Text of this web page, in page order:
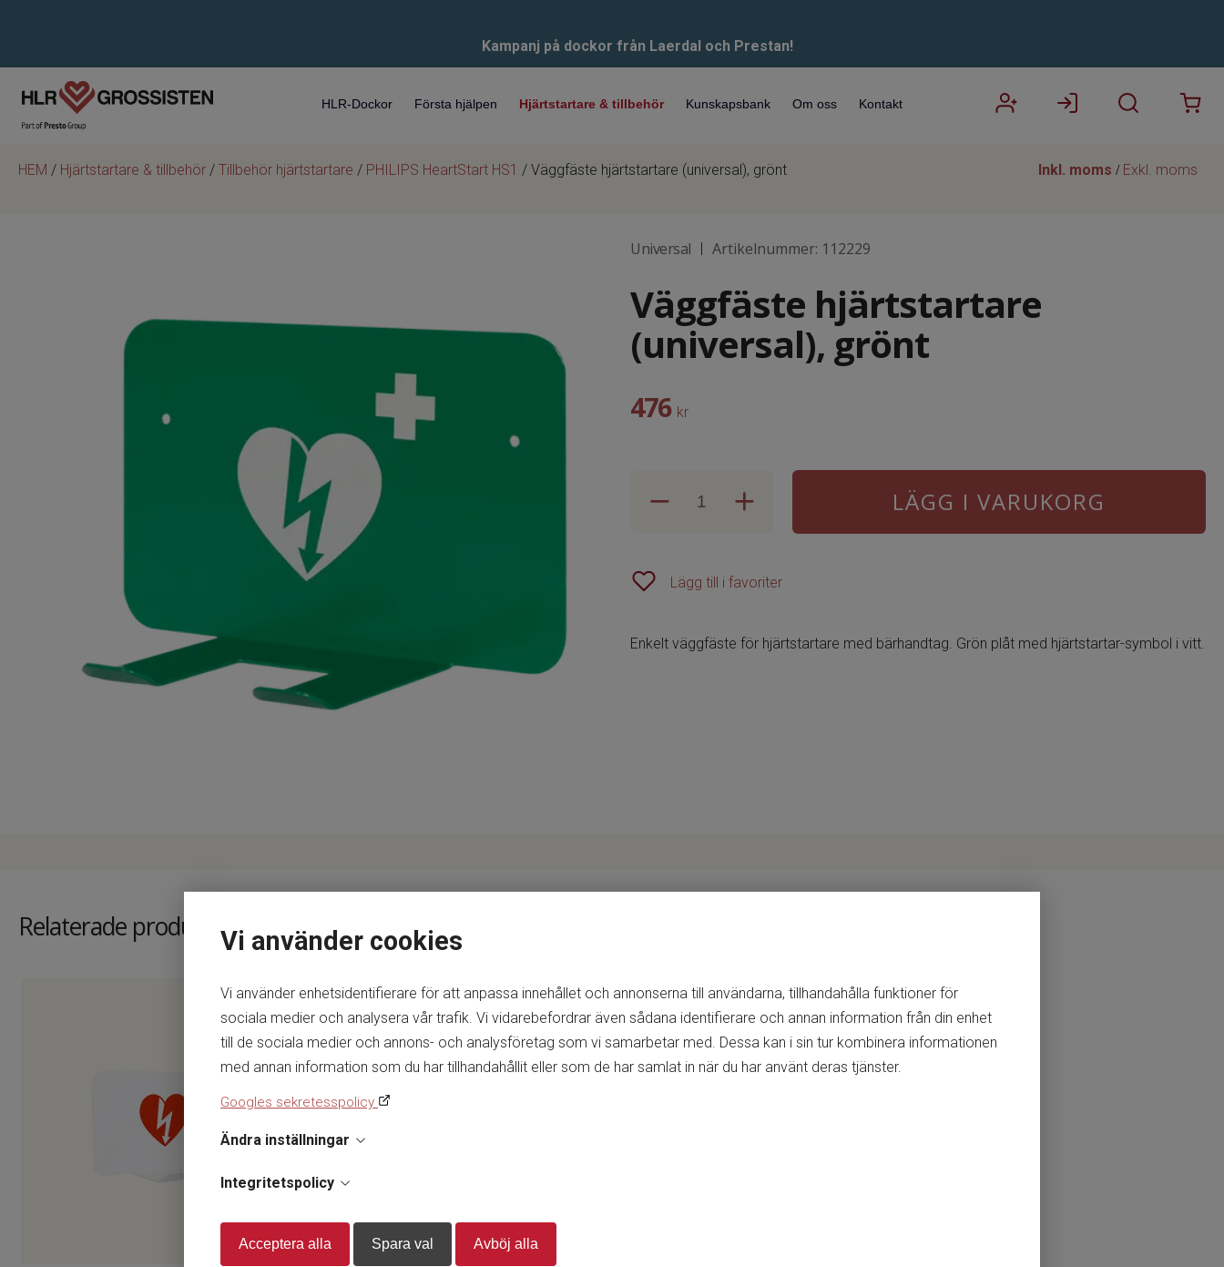
Vi använder cookies
Vi använder enhetsidentifierare för att anpassa innehållet och annonserna till användarna, tillhandahålla funktioner för
sociala medier och analysera vår trafik. Vi vidarebefordrar även sådana identifierare och annan information från din enhet
till de sociala medier och annons- och analysföretag som vi samarbetar med. Dessa kan i sin tur kombinera informationen
med annan information som du har tillhandahållit eller som de har samlat in när du har använt deras tjänster.
Googles sekretesspolicy
Ändra inställningar
Integritetspolicy
Acceptera alla Spara val Avböj alla
Kampanj på dockor från Laerdal och Prestan!
HLR-Dockor Första hjälpen Hjärtstartare & tillbehör Kunskapsbank Om oss Kontakt
HEM / Hjärtstartare & tillbehör / Tillbehör hjärtstartare / PHILIPS HeartStart HS1 / Väggfäste hjärtstartare (universal), grönt Inkl. moms / Exkl. moms
Universal | Artikelnummer: 112229
Väggfäste hjärtstartare
(universal), grönt
476 kr
LÄGG I VARUKORG
Lägg till i favoriter
Enkelt väggfäste för hjärtstartare med bärhandtag. Grön plåt med hjärtstartar-symbol i vitt.
Relaterade produkter